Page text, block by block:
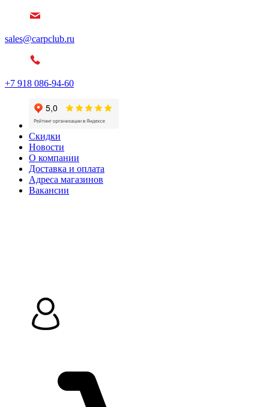
sales@carpclub.ru
+7 918 086-94-60
Скидки
Новости
О компании
Доставка и оплата
Адреса магазинов
Вакансии